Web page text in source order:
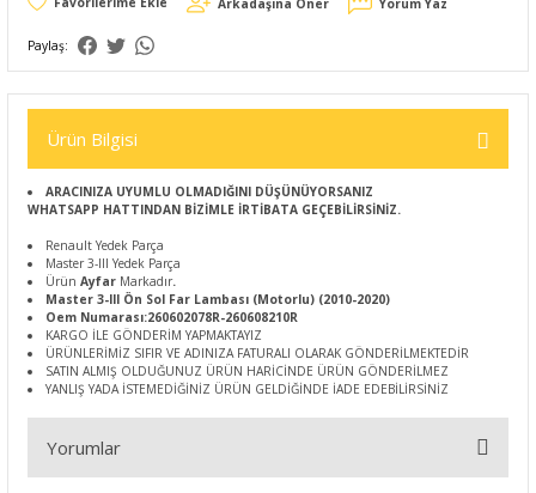
Arkadaşına Öner Yorum Yaz
Paylaş:
Ürün Bilgisi
ARACINIZA UYUMLU OLMADIĞINI DÜŞÜNÜYORSANIZ
WHATSAPP HATTINDAN BİZİMLE İRTİBATA GEÇEBİLİRSİNİZ.
Renault Yedek Parça
Master 3-III Yedek Parça
ÜrünAyfar Markadır.
Master 3-III Ön Sol Far Lambası (Motorlu) (2010-2020)
Oem Numarası:260602078R-260608210R
KARGO İLE GÖNDERİM YAPMAKTAYIZ
ÜRÜNLERİMİZ SIFIR VE ADINIZA FATURALI OLARAK GÖNDERİLMEKTEDİR
SATIN ALMIŞ OLDUĞUNUZ ÜRÜN HARİCİNDE ÜRÜN GÖNDERİLMEZ
YANLIŞ YADA İSTEMEDİĞİNİZ ÜRÜN GELDİĞİNDE İADE EDEBİLİRSİNİZ
Yorumlar